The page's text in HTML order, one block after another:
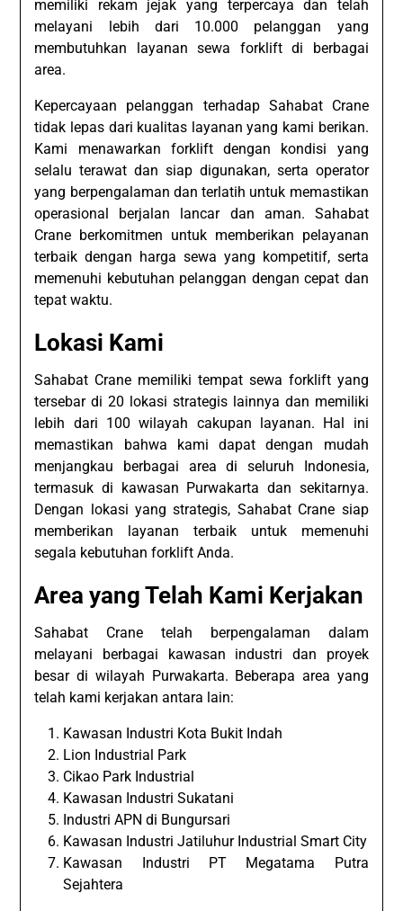
memiliki rekam jejak yang terpercaya dan telah
melayani lebih dari 10.000 pelanggan yang
membutuhkan layanan sewa forklift di berbagai
area.
Kepercayaan pelanggan terhadap Sahabat Crane
tidak lepas dari kualitas layanan yang kami berikan.
Kami menawarkan forklift dengan kondisi yang
selalu terawat dan siap digunakan, serta operator
yang berpengalaman dan terlatih untuk memastikan
operasional berjalan lancar dan aman. Sahabat
Crane berkomitmen untuk memberikan pelayanan
terbaik dengan harga sewa yang kompetitif, serta
memenuhi kebutuhan pelanggan dengan cepat dan
tepat waktu.
Lokasi Kami
Sahabat Crane memiliki tempat sewa forklift yang
tersebar di 20 lokasi strategis lainnya dan memiliki
lebih dari 100 wilayah cakupan layanan. Hal ini
memastikan bahwa kami dapat dengan mudah
menjangkau berbagai area di seluruh Indonesia,
termasuk di kawasan Purwakarta dan sekitarnya.
Dengan lokasi yang strategis, Sahabat Crane siap
memberikan layanan terbaik untuk memenuhi
segala kebutuhan forklift Anda.
Area yang Telah Kami Kerjakan
Sahabat Crane telah berpengalaman dalam
melayani berbagai kawasan industri dan proyek
besar di wilayah Purwakarta. Beberapa area yang
telah kami kerjakan antara lain:
Kawasan Industri Kota Bukit Indah
Lion Industrial Park
Cikao Park Industrial
Kawasan Industri Sukatani
Industri APN di Bungursari
Kawasan Industri Jatiluhur Industrial Smart City
Kawasan Industri PT Megatama Putra
Sejahtera